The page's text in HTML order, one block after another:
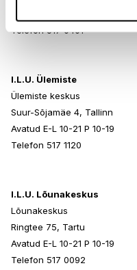
Telefon 517 0401
I.L.U. Ülemiste
Ülemiste keskus
Suur-Sõjamäe 4, Tallinn
Avatud E-L 10-21 P 10-19
Telefon 517 1120
I.L.U. Lõunakeskus
Lõunakeskus
Ringtee 75, Tartu
Avatud E-L 10-21 P 10-19
Telefon 517 0092